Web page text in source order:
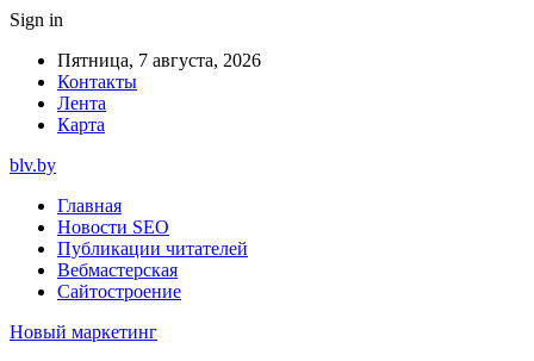
Sign in
Пятница, 7 августа, 2026
Контакты
Лента
Карта
blv.by
Главная
Новости SEO
Публикации читателей
Вебмастерская
Сайтостроение
Новый маркетинг